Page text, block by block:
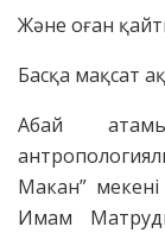
Және оған
Басқа мақсат
Абай
Макан”
Имам